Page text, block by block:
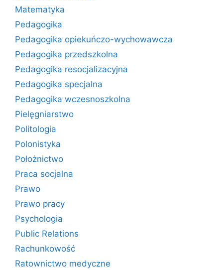
Matematyka
Pedagogika
Pedagogika opiekuńczo-wychowawcza
Pedagogika przedszkolna
Pedagogika resocjalizacyjna
Pedagogika specjalna
Pedagogika wczesnoszkolna
Pielęgniarstwo
Politologia
Polonistyka
Położnictwo
Praca socjalna
Prawo
Prawo pracy
Psychologia
Public Relations
Rachunkowość
Ratownictwo medyczne